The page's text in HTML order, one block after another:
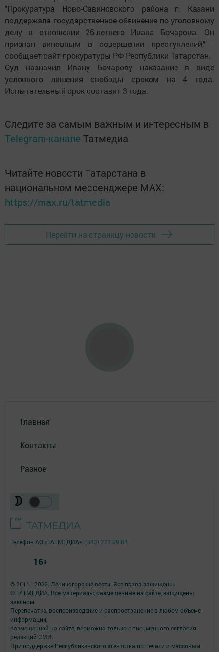
"Прокуратура Ново-Савиновского района г. Казани
поддержала государственное обвинение по уголовному
делу в отношении 26-летнего Ивана Бочарова. Он
признан виновным в совершении преступлений," -
сообщает сайт прокуратуры РФ Республики Татарстан.
Суд назначил Ивану Бочарову наказание в виде
условного лишения свободы сроком на 4 года.
Испытательный срок составит 3 года.
Следите за самым важным и интересным в
Telegram-канале Татмедиа
Читайте новости Татарстана в
национальном мессенджере MАХ:
https://max.ru/tatmedia
Перейти на страницу новости
Главная
Контакты
Разное
© 2011 - 2026. Лениногорские вести. Все права защищены.
© ТАТМЕДИА. Все материалы, размещенные на сайте, защищены
законом.
Перепечатка, воспроизведение и распространение в любом объеме
информации,
размещенной на сайте, возможна только с письменного согласия
редакций СМИ.
При поддержке Республиканского агентства по печати и массовым
Телефон АО «ТАТМЕДИА»: (843) 222 09 84
16+